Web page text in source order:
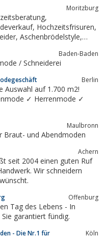
Moritzburg
Baden-Baden
/ Schneiderei
Berlin
Auswahl auf 1.700 m2!
✓ Herrenmode ✓
Maulbronn
Braut- und Abendmoden
Achern
seit 2004 einen guten Ruf
Wir schneidern
Offenburg
Tag des Lebens - In
garantiert fündig.
- Die Nr.1 für
Köln